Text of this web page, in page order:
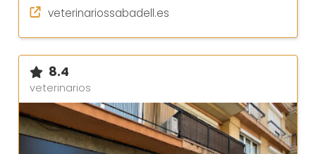
veterinariossabadell.es
8.4
veterinarios